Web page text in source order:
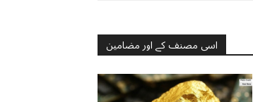
اسی مصنف کے اور مضامین